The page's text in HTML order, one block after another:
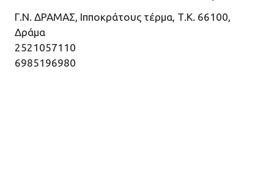
Γ.Ν. ΔΡΑΜΑΣ, Ιπποκράτους τέρμα, Τ.Κ. 66100,
Δράμα
2521057110
6985196980